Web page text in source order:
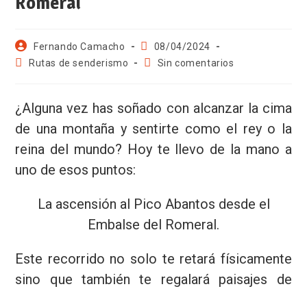
Fernando Camacho
08/04/2024
Rutas de senderismo
Sin comentarios
¿Alguna vez has soñado con alcanzar la cima
de una montaña y sentirte como el rey o la
reina del mundo? Hoy te llevo de la mano a
uno de esos puntos:
La ascensión al Pico Abantos desde el
Embalse del Romeral.
Este recorrido no solo te retará físicamente
sino que también te regalará paisajes de